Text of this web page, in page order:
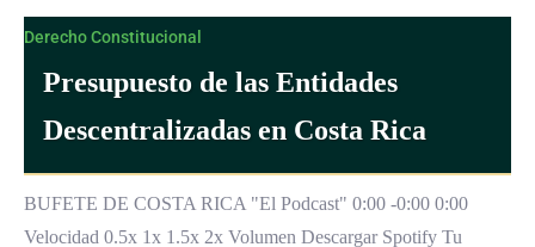
Derecho Constitucional
Presupuesto de las Entidades
Descentralizadas en Costa Rica
BUFETE DE COSTA RICA "El Podcast" 0:00 -0:00 0:00
Velocidad 0.5x 1x 1.5x 2x Volumen Descargar Spotify Tu